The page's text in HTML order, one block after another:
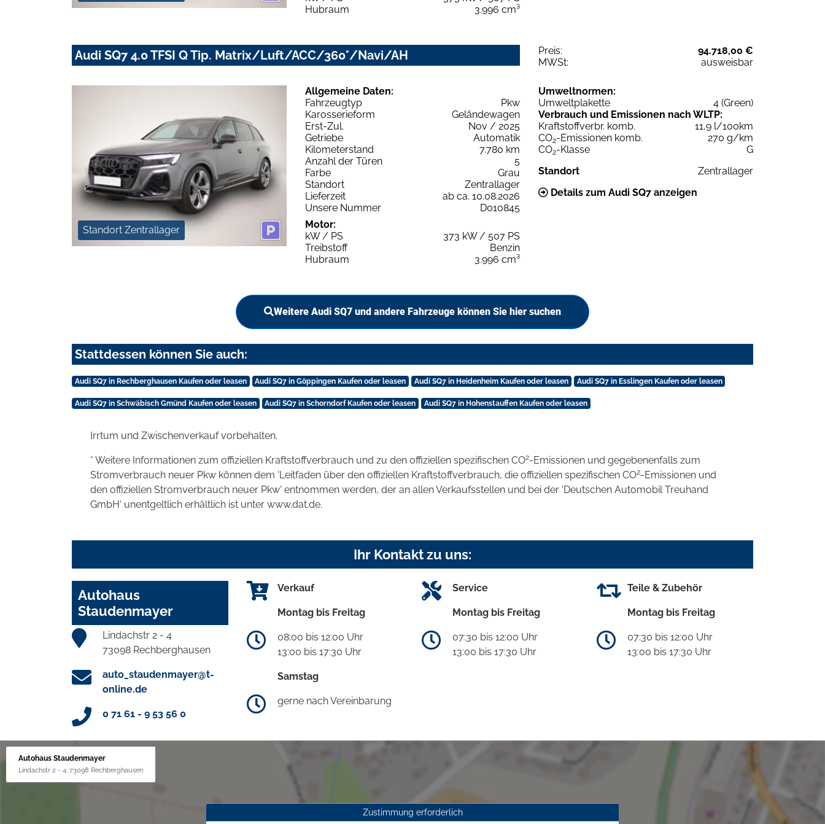
Hubraum
3.996 cm³
Audi SQ7 4.0 TFSI Q Tip. Matrix/Luft/ACC/360°/Navi/AH Preis:
94.718,00 €
MWSt:
ausweisbar
Standort Zentrallager
Allgemeine Daten:
Fahrzeugtyp
Pkw
Karosserieform
Geländewagen
Erst-Zul.
Nov / 2025
Getriebe
Automatik
Kilometerstand
7.780 km
Anzahl der Türen
5
Farbe
Grau
Standort
Zentrallager
Lieferzeit
ab ca. 10.08.2026
Unsere Nummer
D010845
Motor:
kW / PS
373 kW / 507 PS
Treibstoff
Benzin
Hubraum
3.996 cm³
Umweltnormen:
Umweltplakette
4 (Green)
Verbrauch und Emissionen nach WLTP:
Kraftstoffverbr. komb.
11,9 l/100km
CO2-Emissionen komb.
270 g/km
CO2-Klasse
G
Standort
Zentrallager
Details zum Audi SQ7 anzeigen
Weitere Audi SQ7 und andere Fahrzeuge können Sie hier suchen
Stattdessen können Sie auch:
Audi SQ7 in Rechberghausen Kaufen oder leasen Audi SQ7 in Göppingen Kaufen oder leasen Audi SQ7 in Heidenheim Kaufen oder leasen Audi SQ7 in Esslingen Kaufen oder leasen
Audi SQ7 in Schwäbisch Gmünd Kaufen oder leasen Audi SQ7 in Schorndorf Kaufen oder leasen Audi SQ7 in Hohenstauffen Kaufen oder leasen
Irrtum und Zwischenverkauf vorbehalten.
* Weitere Informationen zum offiziellen Kraftstoffverbrauch und zu den offiziellen spezifischen CO2-Emissionen und gegebenenfalls zum
Stromverbrauch neuer Pkw können dem 'Leitfaden über den offiziellen Kraftstoffverbrauch, die offiziellen spezifischen CO2-Emissionen und
den offiziellen Stromverbrauch neuer Pkw' entnommen werden, der an allen Verkaufsstellen und bei der 'Deutschen Automobil Treuhand
GmbH' unentgeltlich erhältlich ist unter www.dat.de.
Ihr Kontakt zu uns:
Autohaus
Staudenmayer
Lindachstr 2 - 4
73098 Rechberghausen
auto_staudenmayer@t-
online.de
0 71 61 - 9 53 56 0
Verkauf
Montag bis Freitag
08:00 bis 12:00 Uhr
13:00 bis 17:30 Uhr
Samstag
gerne nach Vereinbarung
Service
Montag bis Freitag
07:30 bis 12:00 Uhr
13:00 bis 17:30 Uhr
Teile & Zubehör
Montag bis Freitag
07:30 bis 12:00 Uhr
13:00 bis 17:30 Uhr
Autohaus Staudenmayer
Lindachstr 2 - 4, 73098 Rechberghausen
Zustimmung erforderlich